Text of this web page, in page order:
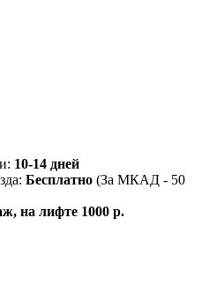
10-14 дней
Бесплатно (За МКАД - 50
на лифте 1000 р.